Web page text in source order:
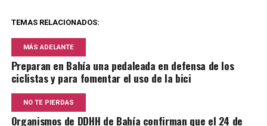
TEMAS RELACIONADOS:
MÁS ADELANTE
Preparan en Bahía una pedaleada en defensa de los
ciclistas y para fomentar el uso de la bici
NO TE PIERDAS
Organismos de DDHH de Bahía confirman que el 24 de